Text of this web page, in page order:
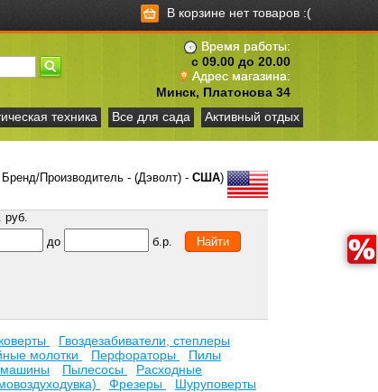
В корзине нет товаров :(
Время работы:
с 09.00 до 20.00
Адрес магазина:
Минск, Платонова 34
техника Все для сада Активный отдых
Бренд/Производитель - (Дэволт) - США)
руб.
до б.р.
Гвоздезабиватели, степлеры
молотки Перфораторы
Пилы
машины Пылесосы
Расходные
Фрезеры
Шуруповерты